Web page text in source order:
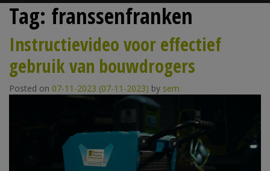
Tag: franssenfranken
Instructievideo voor effectief
gebruik van bouwdrogers
Posted on 07-11-2023 (07-11-2023) by sem